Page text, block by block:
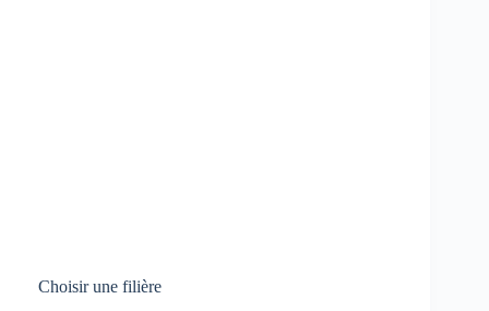
Choisir une filière